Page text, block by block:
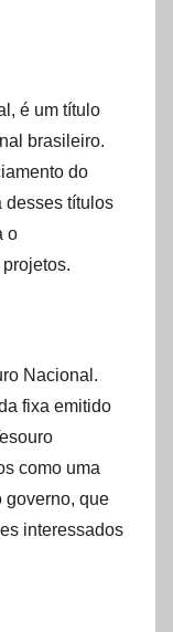
é um título
brasileiro.
do
desses títulos
o
Nacional.
fixa emitido
como uma
governo, que
interessados